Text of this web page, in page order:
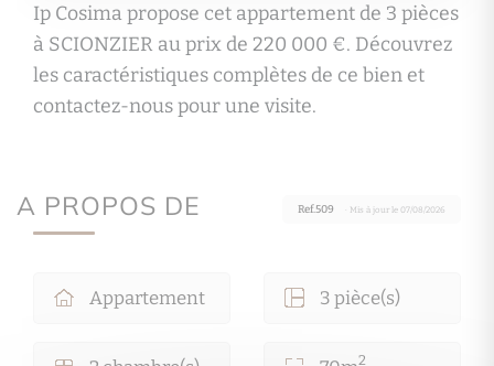
Ip Cosima propose cet appartement de 3 pièces
à SCIONZIER au prix de 220 000 €. Découvrez
les caractéristiques complètes de ce bien et
contactez-nous pour une visite.
A PROPOS DE Ref.509 · Mis à jour le 07/08/2026
Appartement 3 pièce(s)
2